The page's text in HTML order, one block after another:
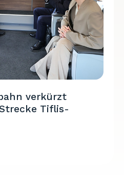
verkürzt
Tiflis-